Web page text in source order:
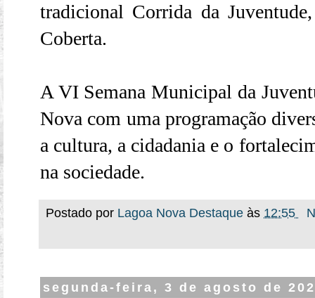
tradicional Corrida da
Coberta.
A VI Semana Municipal da
Nova com uma programação
a cultura, a cidadania e o
na sociedade.
Postado por Lagoa Nova Destaque às 12:55
segunda-feira, 3 de agosto de